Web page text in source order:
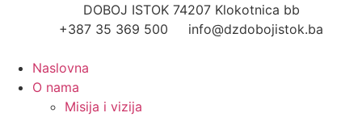
DOBOJ ISTOK 74207 Klokotnica bb
+387 35 369 500
info@dzdobojistok.ba
Naslovna
O nama
Misija i vizija